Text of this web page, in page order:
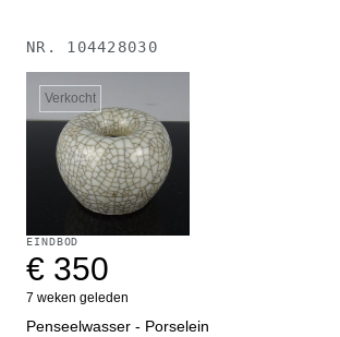
NR. 104428030
Verkocht
EINDBOD
€ 350
7 weken geleden
Penseelwasser - Porselein